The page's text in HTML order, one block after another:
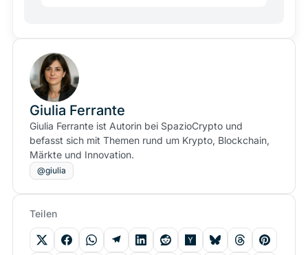
Giulia Ferrante
Giulia Ferrante ist Autorin bei SpazioCrypto und
befasst sich mit Themen rund um Krypto, Blockchain,
Märkte und Innovation.
@giulia
Teilen